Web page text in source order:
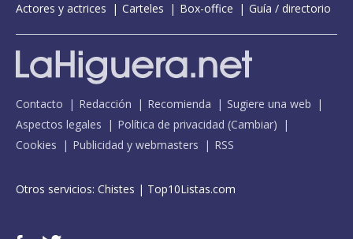
Actores y actrices
Carteles Box-office Guía / directorio
Contacto Redacción Recomienda
Sugiere una web
Aspectos legales
Política de privacidad (Cambiar)
Cookies
Publicidad y webmasters RSS
Otros servicios: Chistes | Top10Listas.com